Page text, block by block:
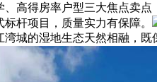
高得房率户型三大焦点卖
杆项目，质量实力有保障。
城的湿地生态天然相融，